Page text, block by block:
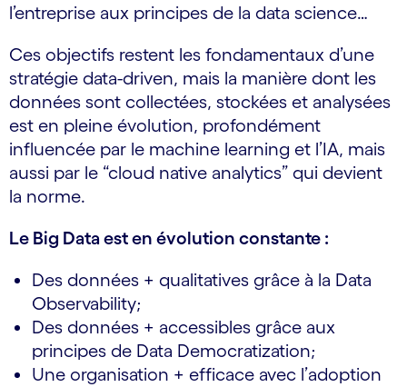
l’entreprise aux principes de la data science…
Ces objectifs restent les fondamentaux d’une
stratégie data-driven, mais la manière dont les
données sont collectées, stockées et analysées
est en pleine évolution, profondément
influencée par le machine learning et l’IA, mais
aussi par le “cloud native analytics” qui devient
la norme.
Le Big Data est en évolution constante :
Des données + qualitatives grâce à la Data
Observability;
Des données + accessibles grâce aux
principes de Data Democratization;
Une organisation + efficace avec l’adoption